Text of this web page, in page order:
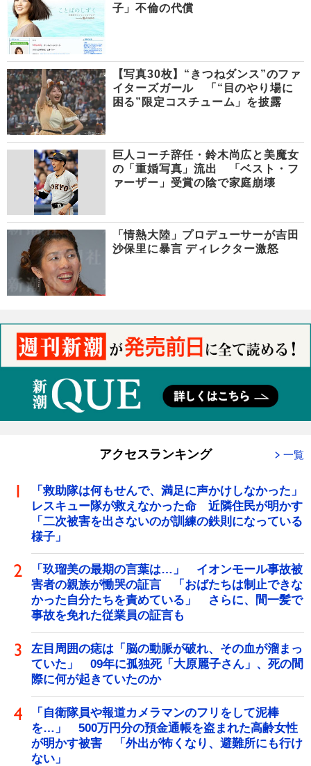
子」不倫の代償
【写真30枚】“きつねダンス”のファ
イターズガール 「“目のやり場に
困る”限定コスチューム」を披露
巨人コーチ辞任・鈴木尚広と美魔女
の「重婚写真」流出 「ベスト・フ
ァーザー」受賞の陰で家庭崩壊
「情熱大陸」プロデューサーが吉田
沙保里に暴言 ディレクター激怒
アクセスランキング 一覧
「救助隊は何もせんで、満足に声かけしなかった」
レスキュー隊が救えなかった命 近隣住民が明かす
「二次被害を出さないのが訓練の鉄則になっている
様子」
「玖瑠美の最期の言葉は…」 イオンモール事故被
害者の親族が慟哭の証言 「おばたちは制止できな
かった自分たちを責めている」 さらに、間一髪で
事故を免れた従業員の証言も
左目周囲の痣は「脳の動脈が破れ、その血が溜まっ
ていた」 09年に孤独死「大原麗子さん」、死の間
際に何が起きていたのか
「自衛隊員や報道カメラマンのフリをして泥棒
を…」 500万円分の預金通帳を盗まれた高齢女性
が明かす被害 「外出が怖くなり、避難所にも行け
ない」